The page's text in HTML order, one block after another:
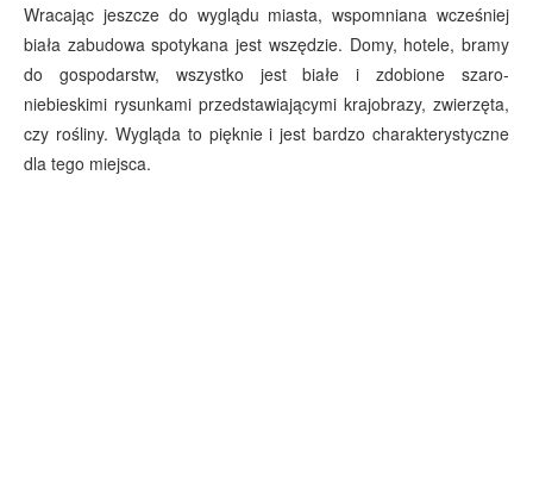
Wracając jeszcze do wyglądu miasta, wspomniana wcześniej
biała zabudowa spotykana jest wszędzie. Domy, hotele, bramy
do gospodarstw, wszystko jest białe i zdobione szaro-
niebieskimi rysunkami przedstawiającymi krajobrazy, zwierzęta,
czy rośliny. Wygląda to pięknie i jest bardzo charakterystyczne
dla tego miejsca.